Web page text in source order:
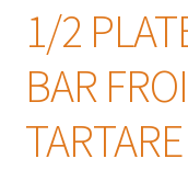
1/2
BAR
TARTARE